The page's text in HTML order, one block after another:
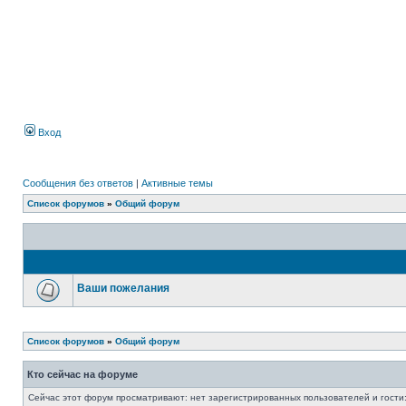
Вход
Сообщения без ответов | Активные темы
Список форумов » Общий форум
Ваши пожелания
Список форумов » Общий форум
Кто сейчас на форуме
Сейчас этот форум просматривают: нет зарегистрированных пользователей и